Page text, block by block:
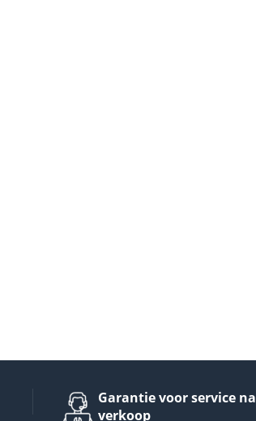
Garantie voor service na
verkoop